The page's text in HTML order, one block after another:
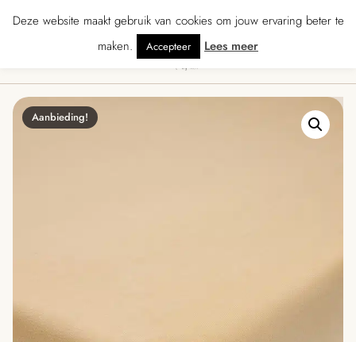
· Gratis verzending vanaf € 70 · Gratis kaartje met je bestelling •
Aanbieding!
Deze website maakt gebruik van cookies om jouw ervaring beter te
maken.
Accepteer Lees meer